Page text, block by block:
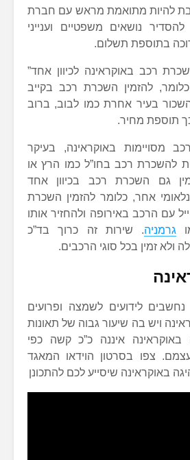
להיות מתואמת מראש עם חברת
נושאים משפטיים וענייני
בתוספת תשלום.
רכב באוקראינה לכיוון אחד”
להזמין השכרת רכב בקייב
בעיר אחרת כמו לבוב, ברוב
תוספת מחיר.
מסויימות באוקראינה, בעיקר
להשכרת רכב בחו”ל כמו הרץ או
גם השכרת רכב בכיוון אחד
אחר, כלומר להזמין השכרת
עם הרכב באירופה ולהחזיר אותו
גרמניה. שירות זה כרוך בד”כ
ולא זמין בכל סוגי הרכבים.
נחשבים לידועים לשמצה ופרועים
ויש בה שיעור גבוה של תאונות
באוקראינה איננה כ”כ קשה כפי
צפו בסרטון הוידאו המאגד
באוקראינה שיסייע לכם להתכונן